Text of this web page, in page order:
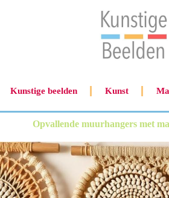
Kunstige beelden Kunst
Opvallende muurhangers met